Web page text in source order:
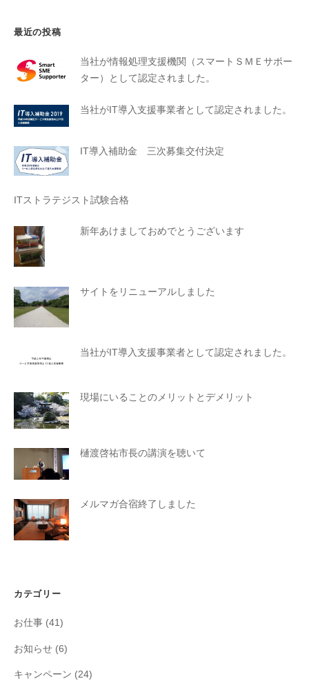
最近の投稿
当社が情報処理支援機関（スマートＳＭＥサポー
ター）として認定されました。
当社がIT導入支援事業者として認定されました。
IT導入補助金 三次募集交付決定
ITストラテジスト試験合格
新年あけましておめでとうございます
サイトをリニューアルしました
当社がIT導入支援事業者として認定されました。
現場にいることのメリットとデメリット
樋渡啓祐市長の講演を聴いて
メルマガ合宿終了しました
カテゴリー
お仕事 (41)
お知らせ (6)
キャンペーン (24)